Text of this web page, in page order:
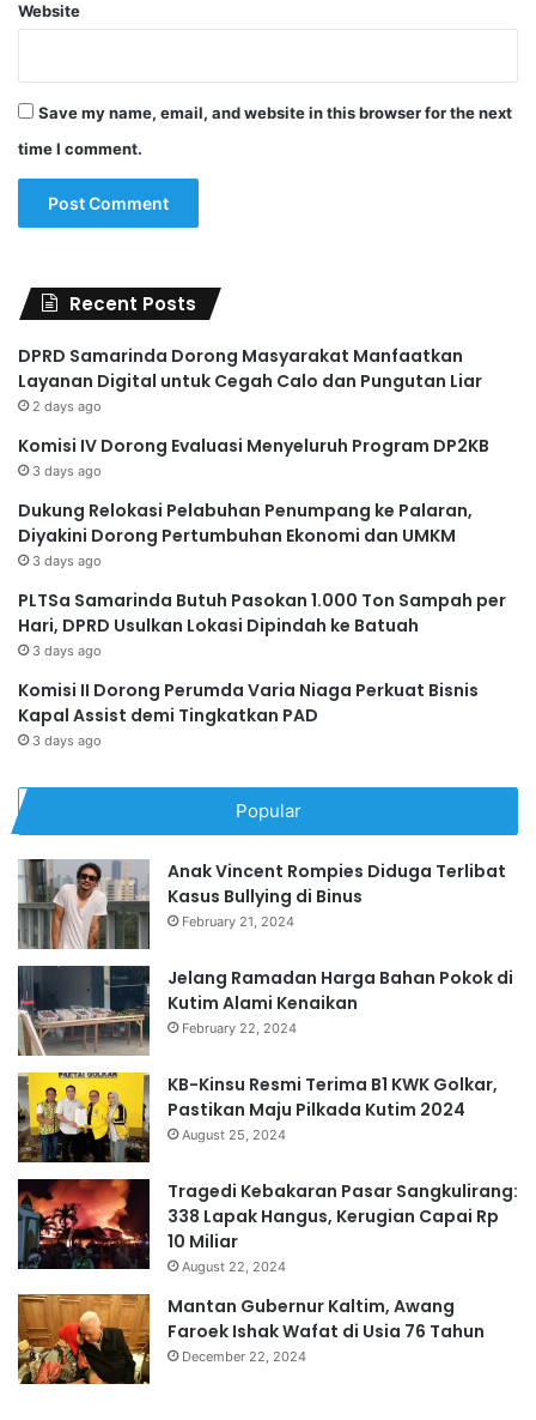
Website
Save my name, email, and website in this browser for the next
time I comment.
Recent Posts
DPRD Samarinda Dorong Masyarakat Manfaatkan
Layanan Digital untuk Cegah Calo dan Pungutan Liar
2 days ago
Komisi IV Dorong Evaluasi Menyeluruh Program DP2KB
3 days ago
Dukung Relokasi Pelabuhan Penumpang ke Palaran,
Diyakini Dorong Pertumbuhan Ekonomi dan UMKM
3 days ago
PLTSa Samarinda Butuh Pasokan 1.000 Ton Sampah per
Hari, DPRD Usulkan Lokasi Dipindah ke Batuah
3 days ago
Komisi II Dorong Perumda Varia Niaga Perkuat Bisnis
Kapal Assist demi Tingkatkan PAD
3 days ago
Popular
Anak Vincent Rompies Diduga Terlibat
Kasus Bullying di Binus
February 21, 2024
Jelang Ramadan Harga Bahan Pokok di
Kutim Alami Kenaikan
February 22, 2024
KB-Kinsu Resmi Terima B1 KWK Golkar,
Pastikan Maju Pilkada Kutim 2024
August 25, 2024
Tragedi Kebakaran Pasar Sangkulirang:
338 Lapak Hangus, Kerugian Capai Rp
10 Miliar
August 22, 2024
Mantan Gubernur Kaltim, Awang
Faroek Ishak Wafat di Usia 76 Tahun
December 22, 2024